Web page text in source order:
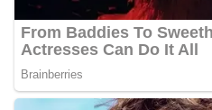
personel Kepolisian
kegiatan semacam
hanya berperan
dan imbauan, tetapi
masyarakat dalam
secara bersama-